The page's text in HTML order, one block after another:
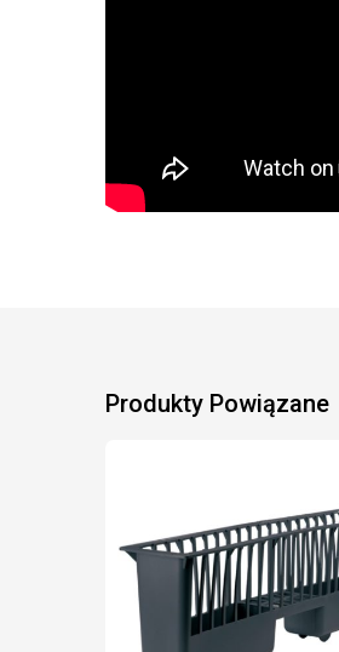
Produkty Powiązane